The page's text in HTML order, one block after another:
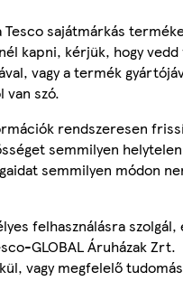
Tesco sajátmárkás
kapni, kérjük, hogy vedd
vagy a termék
van szó.
rendszeresen
semmilyen helytelen
semmilyen módon
felhasználásra szolgál,
GLOBAL Áruházak Zrt.
vagy megfelelő